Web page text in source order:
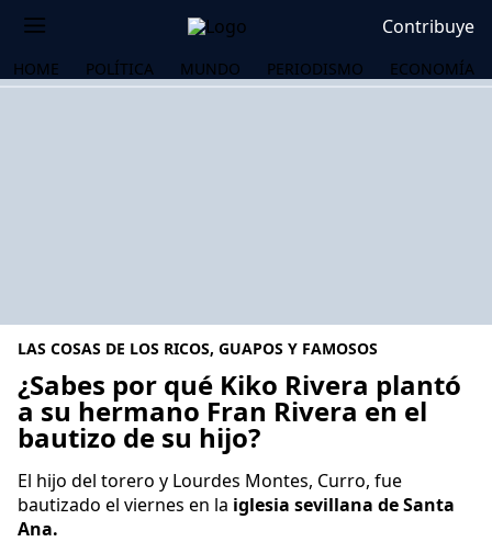
Contribuye
HOME POLÍTICA MUNDO PERIODISMO ECONOMÍA
LAS COSAS DE LOS RICOS, GUAPOS Y FAMOSOS
¿Sabes por qué Kiko Rivera plantó
a su hermano Fran Rivera en el
bautizo de su hijo?
El hijo del torero y Lourdes Montes, Curro, fue
bautizado el viernes en la iglesia sevillana de Santa
Ana.